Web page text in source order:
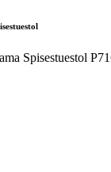
Spisestuestol